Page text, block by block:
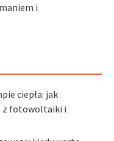
i
ciepła: jak
z fotowoltaiki i